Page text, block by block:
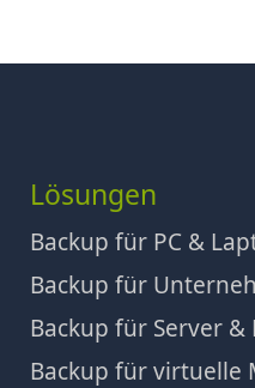
Lösungen
Backup für PC &
Backup für
Backup für Server
Backup für virtuelle